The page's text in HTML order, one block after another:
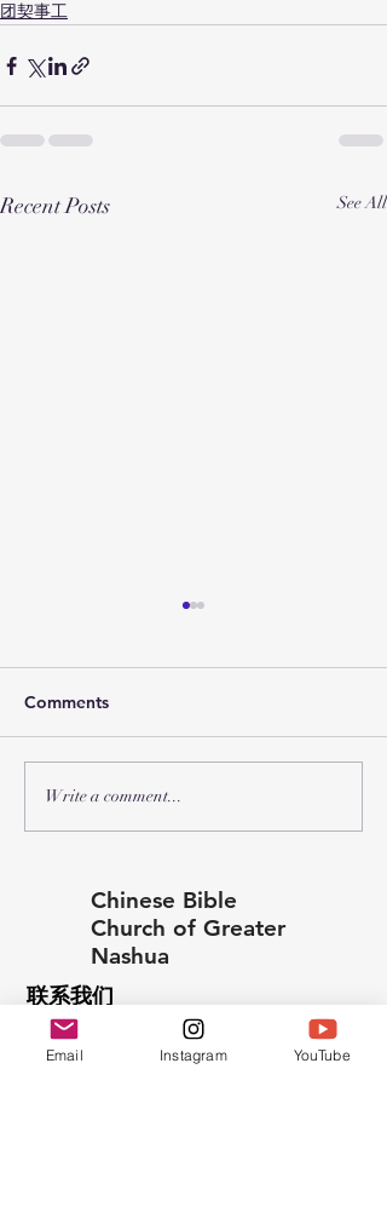
团契事工
Recent Posts See All
团契小组开始查考罗马书
Comments
Write a comment...
Chinese Bible
Church of Greater
Nashua
联系我们
603.889.9119
cbcgnchurchoffice@gmail.com
Email Instagram YouTube